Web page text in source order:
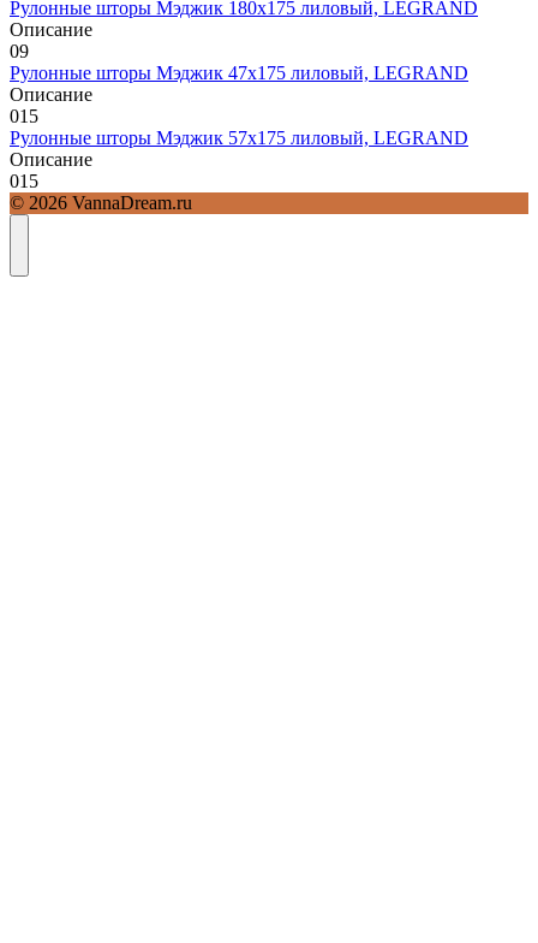
Рулонные шторы Мэджик 180х175 лиловый, LEGRAND
Описание
09
Рулонные шторы Мэджик 47х175 лиловый, LEGRAND
Описание
015
Рулонные шторы Мэджик 57х175 лиловый, LEGRAND
Описание
015
© 2026 VannaDream.ru